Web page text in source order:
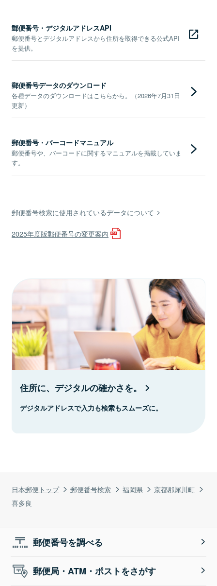
日本郵便トップ 郵便番号検索 福岡県
京都郡犀川町
喜多良
郵便番号・デジタルアドレスAPI
郵便番号とデジタルアドレスから住所を取得できる公式API
を提供。
郵便番号データのダウンロード
各種データのダウンロードはこちらから。（2026年7月31日
更新）
郵便番号・バーコードマニュアル
郵便番号や、バーコードに関するマニュアルを掲載していま
す。
郵便番号検索に使用されているデータについて
2025年度版郵便番号の変更案内
住所に、デジタルの確かさを。
デジタルアドレスで入力も検索もスムーズに。
郵便番号を調べる
郵便局・ATM・ポストをさがす